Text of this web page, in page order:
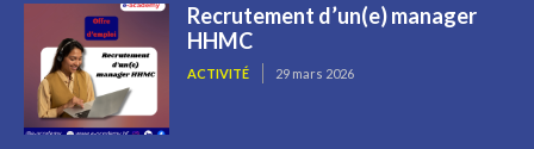
Recrutement d’un(e) manager
HHMC
ACTIVITÉ 29 mars 2026